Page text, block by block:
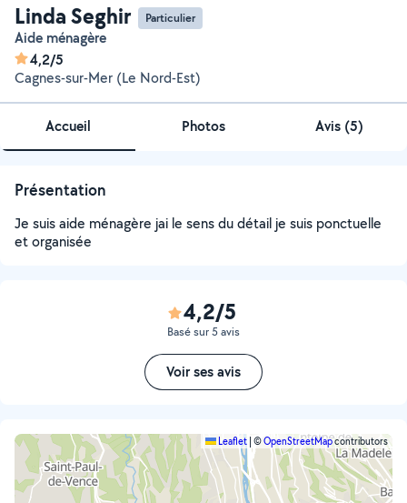
Linda Seghir Particulier
Aide ménagère
4,2/5
Cagnes-sur-Mer (Le Nord-Est)
Accueil Photos Avis (5)
Présentation
Je suis aide ménagère jai le sens du détail je suis ponctuelle
et organisée
4,2/5
Basé sur 5 avis
Voir ses avis
Leaflet ©OpenStreetMapcontributors